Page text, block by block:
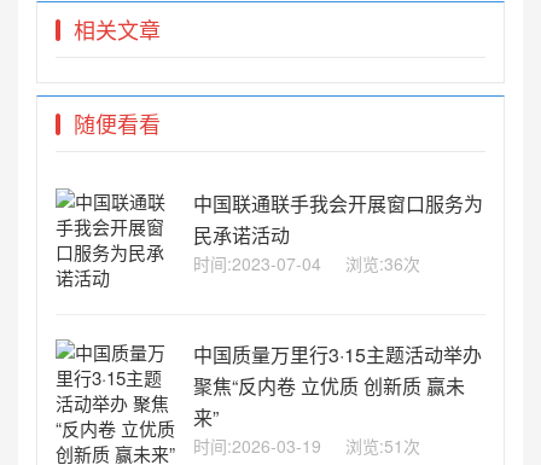
相关文章
随便看看
中国联通联手我会开展窗口服务为
民承诺活动
时间:2023-07-04 浏览:36次
中国质量万里行3·15主题活动举办
聚焦“反内卷 立优质 创新质 赢未
来”
时间:2026-03-19 浏览:51次